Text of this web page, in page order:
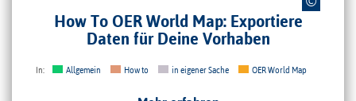
How To OER World Map: Exportiere
Daten für Deine Vorhaben
In: Allgemein How to in eigener Sache OER World Map